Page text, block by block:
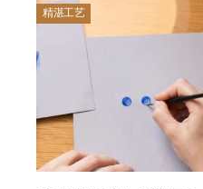
精湛工艺